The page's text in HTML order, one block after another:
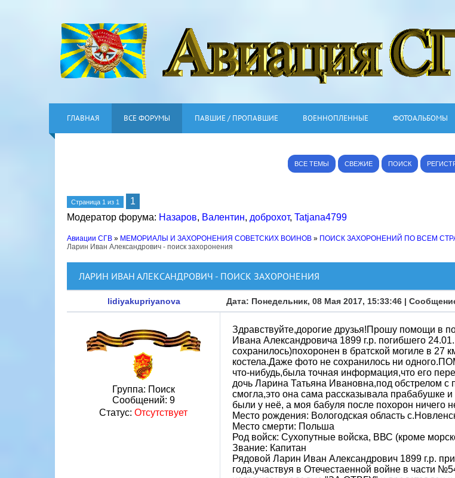
ГЛАВНАЯ ВСЕ ФОРУМЫ ПАВШИЕ / ПРОПАВШИЕ ВОЕННОПЛЕННЫЕ ФОТОАЛЬБОМЫ
ВСЕ ТЕМЫ СВЕЖИЕ ПОИСК
Страница 1 из 1
1
Модератор форума: Назаров, Валентин, доброхот, Tatjana4799
Авиации СГВ » МЕМОРИАЛЫ И ЗАХОРОНЕНИЯ СОВЕТСКИХ ВОИНОВ » ПОИСК ЗАХОРОНЕНИЙ ПО ВСЕМ
Ларин Иван Александрович - поиск захоронения
ЛАРИН ИВАН АЛЕКСАНДРОВИЧ - ПОИСК ЗАХОРОНЕНИЯ
lidiyakupriyanova Дата: Понедельник, 08 Мая 2017, 15:33:46 |
Группа: Поиск
Сообщений: 9
Статус: Отсутствует
Здравствуйте,дорогие друзья!Прошу помощи в
Ивана Александровича 1899 г.р. погибшего
сохранилось)похоронен в братской могиле в 27
костела.Даже фото не сохранилось ни
что-нибудь,была точная информация,что его
дочь Ларина Татьяна Ивановна,под обстрелом с
смогла,это она сама рассказывала прабабушке
были у неё, а моя бабуля после похорон ничего
Место рождения: Вологодская область
Место смерти: Польша
Род войск: Сухопутные войска, ВВС (кроме
Звание: Капитан
Рядовой Ларин Иван Александрович 1899 г.р.
года,участвуя в Отечестаенной войне в части